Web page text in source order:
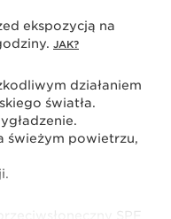
ekspozycją na
JAK?
działaniem
światła.
świeżym powietrzu,
SPF